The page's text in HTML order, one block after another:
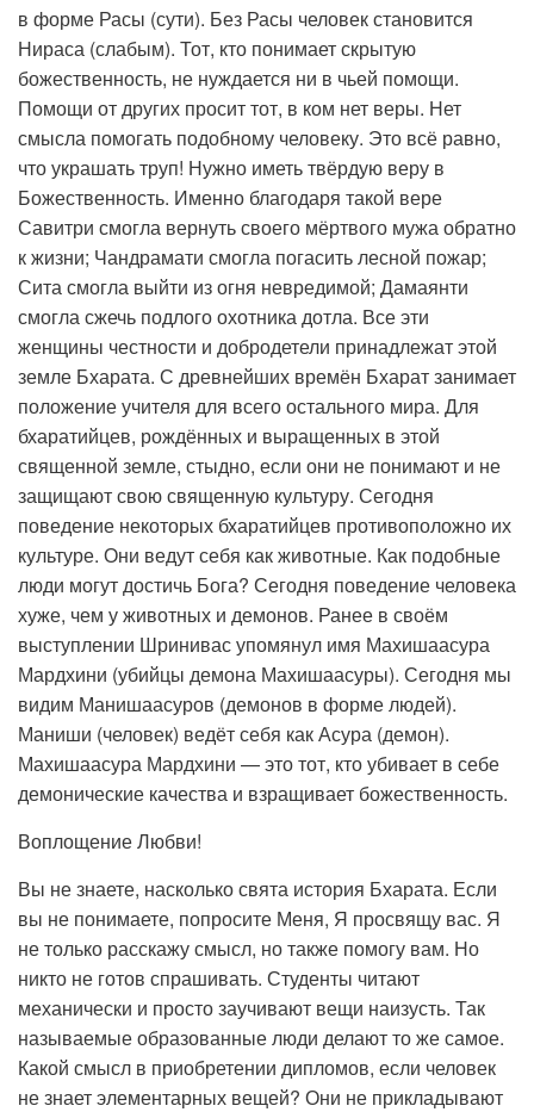
в форме Расы (сути). Без Расы человек становится
Нираса (слабым). Тот, кто понимает скрытую
божественность, не нуждается ни в чьей помощи.
Помощи от других просит тот, в ком нет веры. Нет
смысла помогать подобному человеку. Это всё равно,
что украшать труп! Нужно иметь твёрдую веру в
Божественность. Именно благодаря такой вере
Савитри смогла вернуть своего мёртвого мужа обратно
к жизни; Чандрамати смогла погасить лесной пожар;
Сита смогла выйти из огня невредимой; Дамаянти
смогла сжечь подлого охотника дотла. Все эти
женщины честности и добродетели принадлежат этой
земле Бхарата. С древнейших времён Бхарат занимает
положение учителя для всего остального мира. Для
бхаратийцев, рождённых и выращенных в этой
священной земле, стыдно, если они не понимают и не
защищают свою священную культуру. Сегодня
поведение некоторых бхаратийцев противоположно их
культуре. Они ведут себя как животные. Как подобные
люди могут достичь Бога? Сегодня поведение человека
хуже, чем у животных и демонов. Ранее в своём
выступлении Шринивас упомянул имя Махишаасура
Мардхини (убийцы демона Махишаасуры). Сегодня мы
видим Манишаасуров (демонов в форме людей).
Маниши (человек) ведёт себя как Асура (демон).
Махишаасура Мардхини — это тот, кто убивает в себе
демонические качества и взращивает божественность.
Воплощение Любви!
Вы не знаете, насколько свята история Бхарата. Если
вы не понимаете, попросите Меня, Я просвящу вас. Я
не только расскажу смысл, но также помогу вам. Но
никто не готов спрашивать. Студенты читают
механически и просто заучивают вещи наизусть. Так
называемые образованные люди делают то же самое.
Какой смысл в приобретении дипломов, если человек
не знает элементарных вещей? Они не прикладывают